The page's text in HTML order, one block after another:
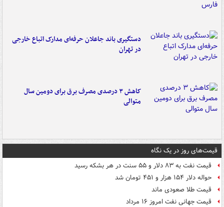
دستگیری باند جاعلان حرفه‌ای مدارک اتباع خارجی
در تهران
کاهش ۳ درصدی مصرف برق برای دومین سال
متوالی
قیمت‌های روز در یک نگاه
قیمت نفت به ۸۳ دلار و ۵۵ سنت در هر بشکه رسید
حواله دلار ۱۵۴ هزار و ۴۵۱ تومان شد
قیمت طلا صعودی ماند
قیمت جهانی نفت امروز ۱۶ مرداد